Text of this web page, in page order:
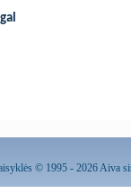
© 1995 - 2026 Aiva